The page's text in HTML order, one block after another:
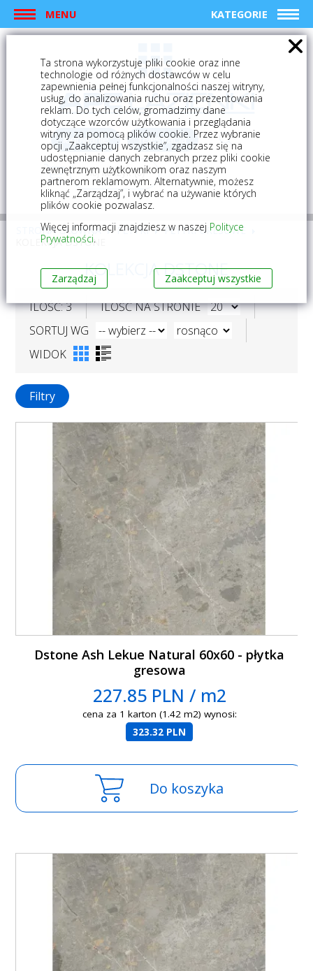
MENU KATEGORIE
logowanie rejestracja
Mój koszyk (0)
STRONA GŁÓWNA PŁYTKI
PŁYTKI GRESOWE
KOLEKCJA DSTONE
KOLEKCJA DSTONE
ILOŚĆ: 3
ILOŚĆ NA STRONIE
SORTUJ WG
WIDOK
Filtry
Dstone Ash Lekue Natural 60x60 - płytka
gresowa
227.85 PLN / m2
cena za 1 karton (1.42 m2) wynosi:
323.32 PLN
Do koszyka
Ta strona wykorzystuje pliki cookie oraz inne
technologie od różnych dostawców w celu
zapewnienia pełnej funkcjonalności naszej witryny,
usług, do analizowania ruchu oraz prezentowania
reklam. Do tych celów, gromadzimy dane
dotyczące wzorców użytkowania i przeglądania
witryny za pomocą plików cookie. Przez wybranie
opcji „Zaakceptuj wszystkie”, zgadzasz się na
udostępnianie danych zebranych przez pliki cookie
zewnętrznym użytkownikom oraz naszym
partnerom reklamowym. Alternatywnie, możesz
kliknąć „Zarządzaj”, i wybrać na używanie których
plików cookie pozwalasz.
Więcej informacji znajdziesz w naszej Polityce
Prywatności.
Zarządzaj Zaakceptuj wszystkie